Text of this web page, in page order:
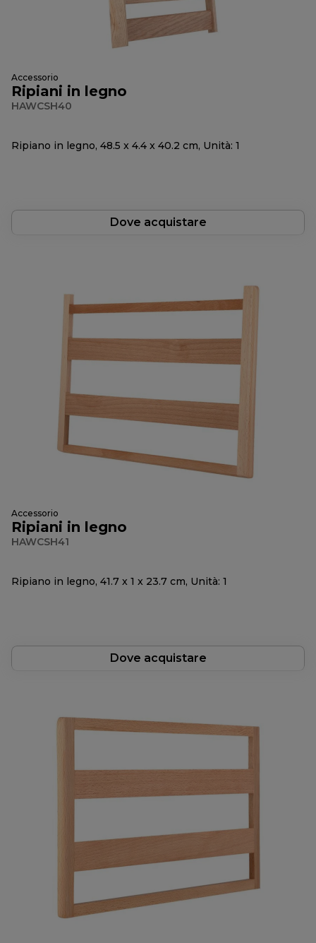
Accessorio
Ripiani in legno
HAWCSH40
Ripiano in legno, 48.5 x 4.4 x 40.2 cm, Unità: 1
Dove acquistare
Accessorio
Ripiani in legno
HAWCSH41
Ripiano in legno, 41.7 x 1 x 23.7 cm, Unità: 1
Dove acquistare